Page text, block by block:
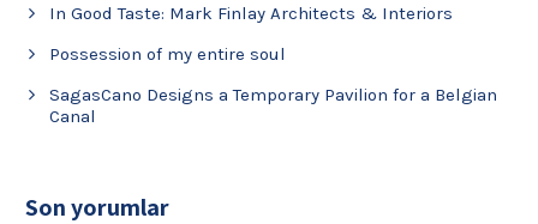
In Good Taste: Mark Finlay Architects & Interiors
Possession of my entire soul
SagasCano Designs a Temporary Pavilion for a Belgian
Canal
Son yorumlar